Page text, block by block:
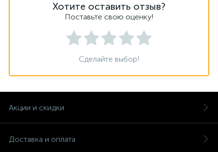
Хотите оставить отзыв?
Поставьте свою оценку!
Сделайте выбор!
Акции и скидки
Доставка и оплата